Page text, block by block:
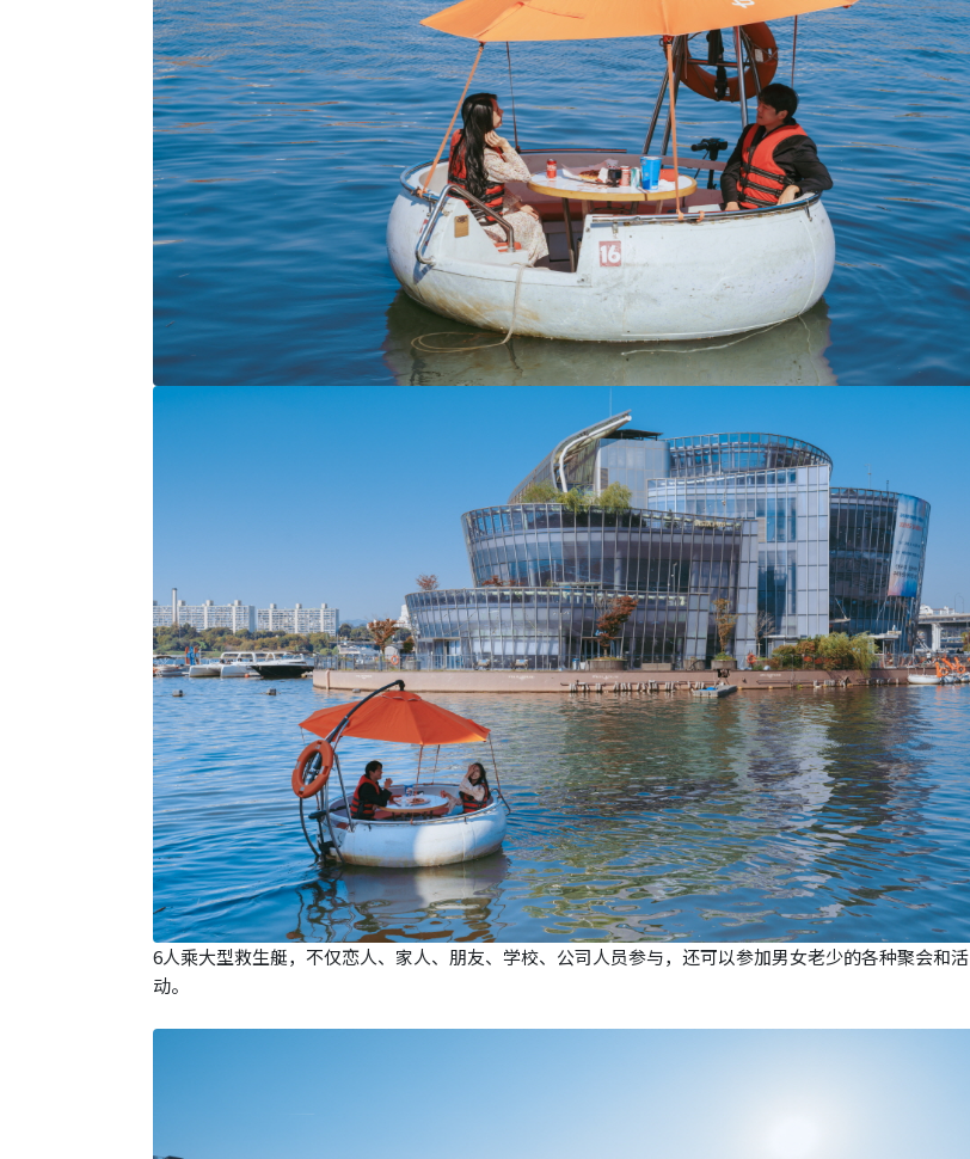
6人乘大型救生艇，不仅恋人、家人、朋友、学校、公司人员参与，还可以参加男女老少的各种聚会和活
动。